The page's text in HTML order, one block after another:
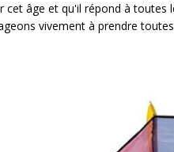
cet âge et qu'il répond à
vivement à prendre